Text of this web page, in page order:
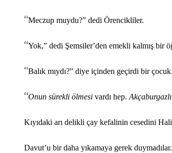
“Meczup muydu?” dedi Örencikliler.
“Yok,” dedi Şemsiler’den emekli kalmış bir
“Balık mıydı?” diye içinden geçirdi bir çocuk.
“Onun sürekli ölmesivardı hep.
Kıyıdaki arı delikli çay kefalinin cesedini
Davut’u bir daha yıkamaya gerek duymadılar.